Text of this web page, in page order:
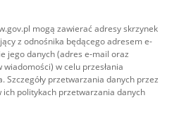
mogą zawierać adresy skrzynek
z odnośnika będącego adresem e-
jego danych (adres e-mail oraz
w celu przesłania
Szczegóły przetwarzania danych przez
ich politykach przetwarzania danych